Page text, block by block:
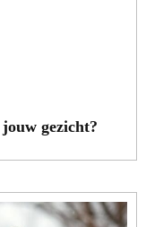
gezicht?